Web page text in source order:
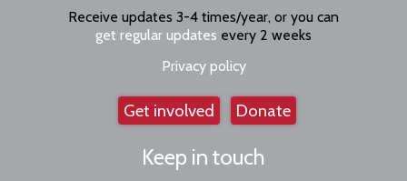
Receive updates 3-4 times/year, or you can
get regular updates every 2 weeks
Privacy policy
Get involved Donate
Keep in touch